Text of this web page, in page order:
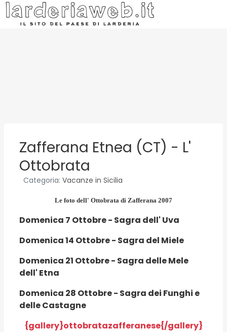
Zafferana Etnea (CT) - L'
Ottobrata
Categoria: Vacanze in Sicilia
Le foto dell' Ottobrata di Zafferana 2007
Domenica 7 Ottobre - Sagra dell' Uva
Domenica 14 Ottobre - Sagra del Miele
Domenica 21 Ottobre - Sagra delle Mele
dell' Etna
Domenica 28 Ottobre - Sagra dei Funghi e
delle Castagne
{gallery}ottobratazafferanese{/gallery}